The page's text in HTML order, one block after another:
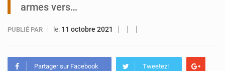
armes vers…
PUBLIÉ PAR le: 11 octobre 2021
Partager sur Facebook Tweetez!